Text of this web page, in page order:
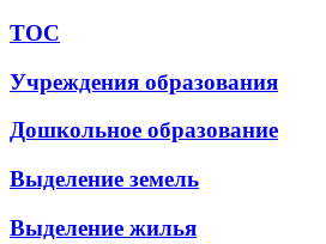
ТОС
Учреждения образования
Дошкольное образование
Выделение земель
Выделение жилья